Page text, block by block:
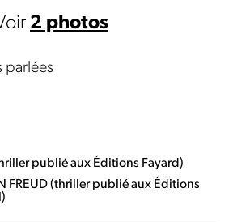
2 photos
parlées
publié aux Éditions Fayard)
FREUD (thriller publié aux Éditions